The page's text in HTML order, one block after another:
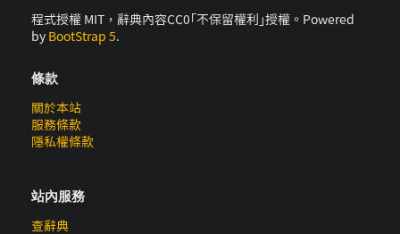
程式授權 MIT，辭典內容CC0｢不保留權利｣授權。Powered
by BootStrap 5.
條款
關於本站
服務條款
隱私權條款
站內服務
查辭典